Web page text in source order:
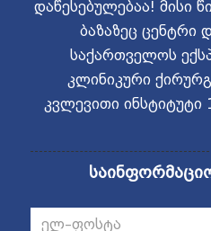
დაწესებულებაა! მისი
ბაზაზეც ცენტრი
საქართველოს
კლინიკური
კვლევითი